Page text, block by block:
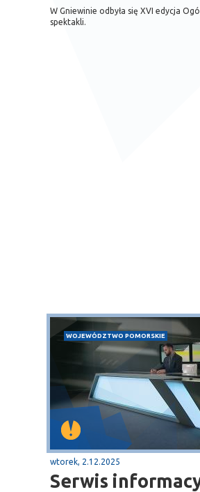
W Gniewinie odbyła się XVI edycja
spektakli.
WOJEWÓDZTWO POMORSKIE
wtorek, 2.12.2025
Serwis